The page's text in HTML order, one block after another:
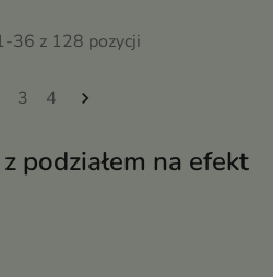
podziałem na efekt
36 z 128 pozycji
3 4 